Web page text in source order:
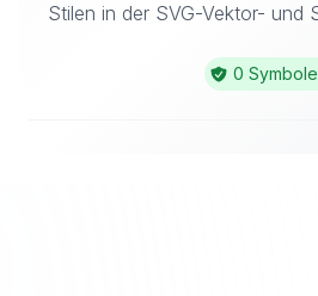
Stilen in der SVG-Vektor- und
0 Symbole